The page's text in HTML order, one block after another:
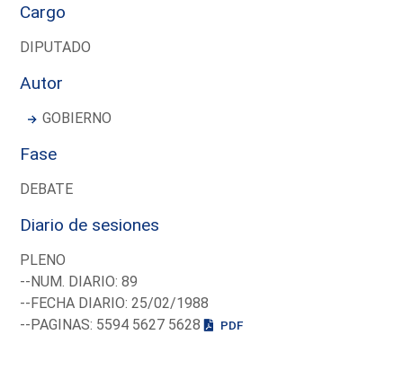
Cargo
DIPUTADO
Autor
GOBIERNO
Fase
DEBATE
Diario de sesiones
PLENO
--NUM. DIARIO: 89
--FECHA DIARIO: 25/02/1988
--PAGINAS: 5594 5627 5628
PDF